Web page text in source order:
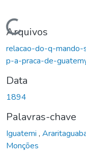
Carregando...
Arquivos
relacao-do-q-
p-a-praca-de-
Data
1894
Palavras-chave
Iguatemi ,
Monções